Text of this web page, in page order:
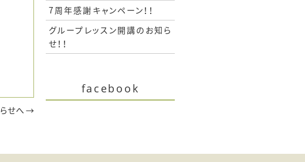
せへ →
7周年感謝キャンペーン！！
グループレッスン開講のお知ら
せ！！
facebook